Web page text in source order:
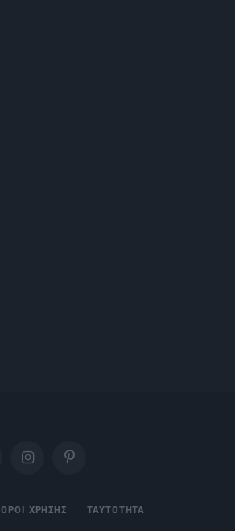
InstagramPinterest
ΟΡΟΙ ΧΡΗΣΗΣ ΤΑΥΤΟΤΗΤΑ